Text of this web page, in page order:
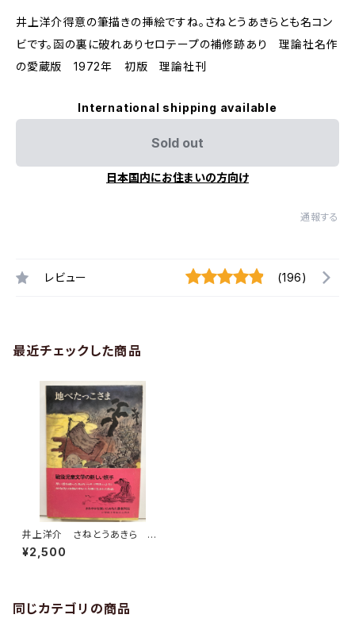
井上洋介得意の筆描きの挿絵ですね。さねとうあきらとも名コン
ビです。函の裏に破れありセロテープの補修跡あり 理論社名作
の愛蔵版 1972年 初版 理論社刊
International shipping available
Sold out
日本国内にお住まいの方向け
通報する
レビュー (196)
最近チェックした商品
井上洋介 さねとうあきら 地
べたっこさま 1972年 初版
理論社刊
¥2,500
同じカテゴリの商品